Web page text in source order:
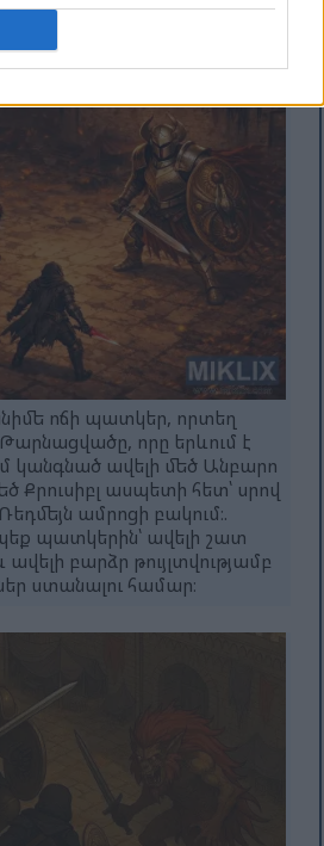
ավելի բարձր թույլտվությամբ
ստանալու համար։
ոճի պատկեր, որտեղ
որը երևում է
կանգնած ավելի մեծ Անբարո
Քրուսիբլ ասպետի հետ՝ սրով
ամրոցի բակում։.
պատկերին՝ ավելի շատ
ավելի բարձր թույլտվությամբ
ստանալու համար։